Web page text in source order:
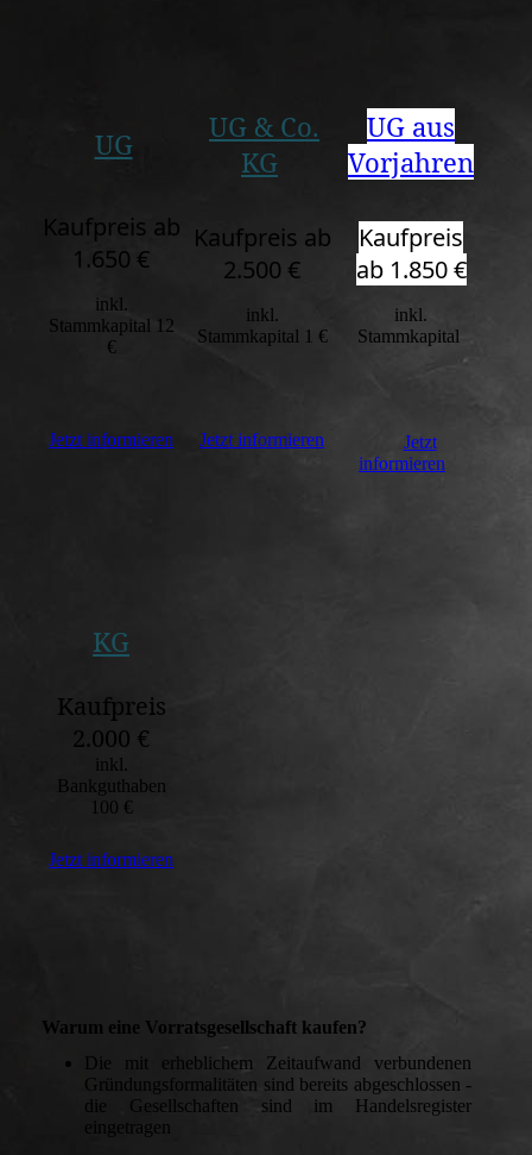
UG
UG & Co.
KG
UG aus
Vorjahren
Kaufpreis ab
1.650 €
inkl.
Stammkapital 12
€
Kaufpreis ab
2.500 €
inkl.
Stammkapital 1 €
Kaufpreis
ab 1.850 €
inkl.
Stammkapital
Jetzt informieren Jetzt informieren
Jetzt
informieren
KG
Kaufpreis
2.000 €
inkl.
Bankguthaben
100 €
Jetzt informieren
Warum eine Vorratsgesellschaft kaufen?
Die mit erheblichem Zeitaufwand verbundenen
Gründungsformalitäten sind bereits abgeschlossen -
die Gesellschaften sind im Handelsregister
eingetragen